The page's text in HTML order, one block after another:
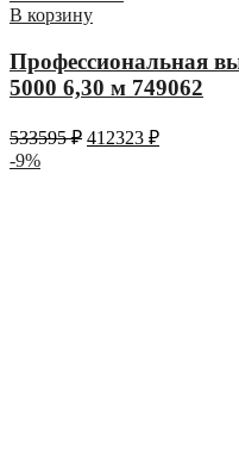
В корзину
Профессиональная
5000 6,30 м 749062
533595₽ 412323 ₽
-9%